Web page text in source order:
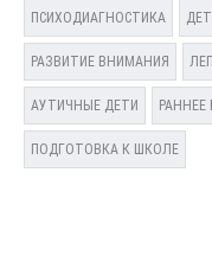
ПСИХОДИАГНОСТИКА
РАЗВИТИЕ ВНИМАНИЯ
АУТИЧНЫЕ ДЕТИ РАННЕЕ
ПОДГОТОВКА К ШКОЛЕ